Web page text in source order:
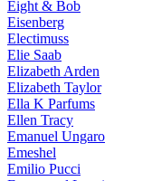
Eight & Bob
Eisenberg
Electimuss
Elie Saab
Elizabeth Arden
Elizabeth Taylor
Ella K Parfums
Ellen Tracy
Emanuel Ungaro
Emeshel
Emilio Pucci